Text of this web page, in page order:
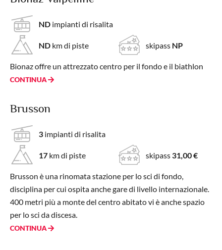
ND impianti di risalita
ND km di piste skipass NP
Bionaz offre un attrezzato centro per il fondo e il biathlon
CONTINUA
Brusson
3 impianti di risalita
17 km di piste skipass 31,00 €
Brusson è una rinomata stazione per lo sci di fondo,
disciplina per cui ospita anche gare di livello internazionale.
400 metri più a monte del centro abitato vi è anche spazio
per lo sci da discesa.
CONTINUA